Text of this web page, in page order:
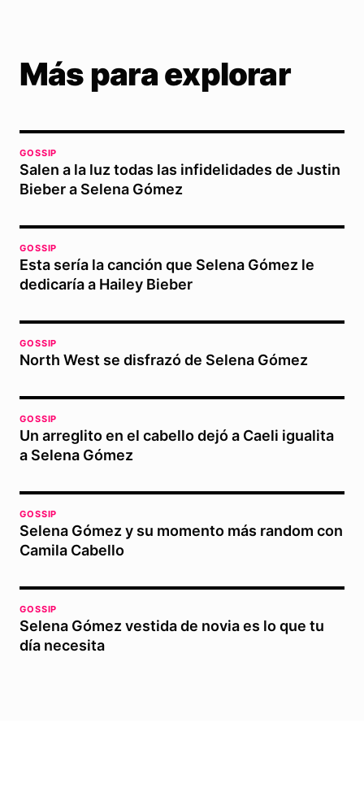
Más para explorar
GOSSIP
Salen a la luz todas las infidelidades de Justin
Bieber a Selena Gómez
GOSSIP
Esta sería la canción que Selena Gómez le
dedicaría a Hailey Bieber
GOSSIP
North West se disfrazó de Selena Gómez
GOSSIP
Un arreglito en el cabello dejó a Caeli igualita
a Selena Gómez
GOSSIP
Selena Gómez y su momento más random con
Camila Cabello
GOSSIP
Selena Gómez vestida de novia es lo que tu
día necesita